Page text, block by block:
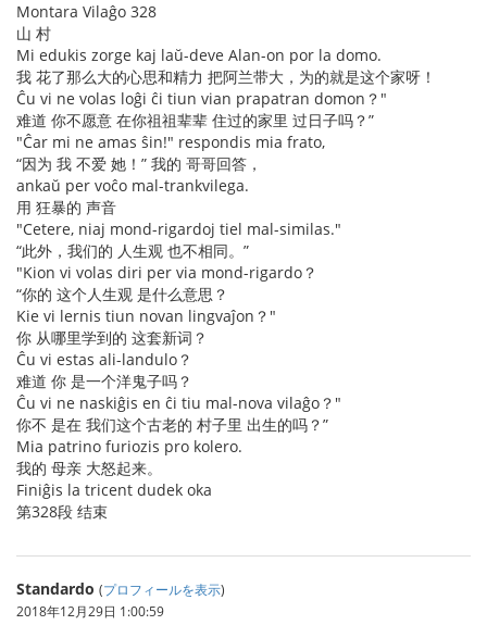
Montara Vilaĝo 328
山 村
Mi edukis zorge kaj laŭ-deve Alan-on por la domo.
我 花了那么大的心思和精力 把阿兰带大，为的就是这个家呀！
Ĉu vi ne volas loĝi ĉi tiun vian prapatran domon？"
难道 你不愿意 在你祖祖辈辈 住过的家里 过日子吗？”
"Ĉar mi ne amas ŝin!" respondis mia frato,
“因为 我 不爱 她！” 我的 哥哥回答，
ankaŭ per voĉo mal-trankvilega.
用 狂暴的 声音
"Cetere, niaj mond-rigardoj tiel mal-similas."
“此外，我们的 人生观 也不相同。”
"Kion vi volas diri per via mond-rigardo？
“你的 这个人生观 是什么意思？
Kie vi lernis tiun novan lingvaĵon？"
你 从哪里学到的 这套新词？
Ĉu vi estas ali-landulo？
难道 你 是一个洋鬼子吗？
Ĉu vi ne naskiĝis en ĉi tiu mal-nova vilaĝo？"
你不 是在 我们这个古老的 村子里 出生的吗？”
Mia patrino furiozis pro kolero.
我的 母亲 大怒起来。
Finiĝis la tricent dudek oka
第328段 结束
Standardo (プロフィールを表示)
2018年12月29日 1:00:59